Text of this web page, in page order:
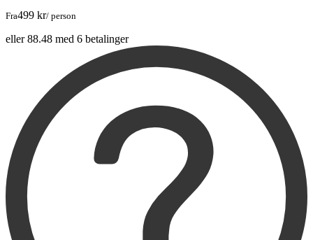
Fra499 kr/ person
eller 88.48 med 6 betalinger